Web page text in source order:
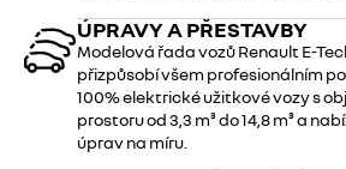
ÚPRAVY A PŘESTAVBY
Modelová řada vozů Renault E-
přizpůsobí všem profesionálním
100% elektrické užitkové vozy s
prostoru od 3,3 m³ do 14,8 m³ a
úprav na míru.